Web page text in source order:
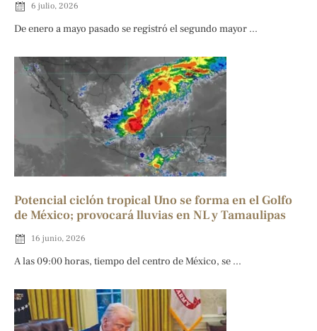
6 julio, 2026
De enero a mayo pasado se registró el segundo mayor ...
Potencial ciclón tropical Uno se forma en el Golfo
de México; provocará lluvias en NL y Tamaulipas
16 junio, 2026
A las 09:00 horas, tiempo del centro de México, se ...